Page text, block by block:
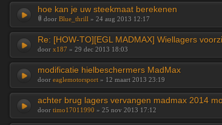
hoe kan je uw steekmaat berekenen
door Blue_thrill » 24 aug 2013 12:17
Re: [HOW-TO][EGL MADMAX] Wiellagers
door x187 » 29 dec 2013 18:03
modificatie hielbeschermers MadMax
door eaglemotorsport » 12 maart 2013 23:19
achter brug lagers vervangen madmax 2014
door timo17011990 » 25 nov 2013 17:12